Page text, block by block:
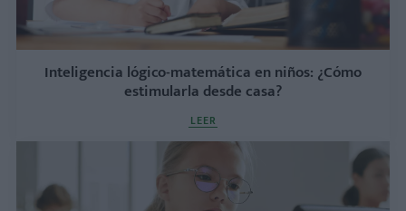
Inteligencia lógico-matemática en niños: ¿Cómo
estimularla desde casa?
LEER